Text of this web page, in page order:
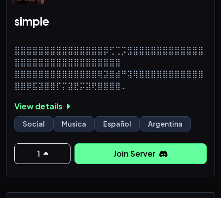
simple
⣿⣿⣿⣿⣿⣿⣿⣿⣿⣿⣿⣿⣿⣿⣿⡿⢋⢉⡩⣻⣿⣿⣿⣿⣿⣿⣿⣿⣿⣿⣿⣿
⣿⣿⣿⣿⣿⣿⣿⣿⣿⣿⣿⣿⣿⣿⣿⣿⣿⣿
⣿⣿⣿⣿⣿⣿⣿⣿⣿⣿⣿⣿⣿⣿⢿⣽⣿⣾⠛⢽⢿⣿⣿⣿⣿⣿⣿⣿⣿⣿⣿⣿
⣿⣿⡿⣯⣽⣿⣿⡏⡍⣽⣟⡭⣽⢟⣿⣿⣿⣿
⣿⡿⣿⡎⣿⡝⢿⣷⣧⣿⣝⡇⡏⢸⣿⢏⣿⣿
⣿⣿⣿⣿⣿⣿⣿⣿⣿⣿⣿⣿⣿⣿⡇⣼⣿⣿⣿⣼⣿⣿⣿⣿⣿⣿⣿⣿⣿⣿⣿⣿
⣿⣿⣾⣿⣿⣿⣶⣿⣿⣿⣿⣶⣿⣾⣷⣾⣿⣿
⣿⣿⣿⣿⣿⣿⣿⣿⣿⣿⣿⣿⣿⣿⣧⠉⣿⣷⣿⣿⣿⣿⣿⡟⡉⠀⠀⠀⠀⠀⠀⠈
⠉⠛⠿⢿⣿⣿⣿⣿⣿⣿⣿⣿⣿⣿⣿⣿⣿⣿
⣿⣿⣿⣿⣿⣿⣿⣿⣿⣿⣿⣿⣿⣿⣿⣿⣿⡿⣿⣿⣿⣏⠀⣶⣦⣄⣤⣄⡀⠀⠀⠀
View details
Social Musica Español Argentina
1 Join Server